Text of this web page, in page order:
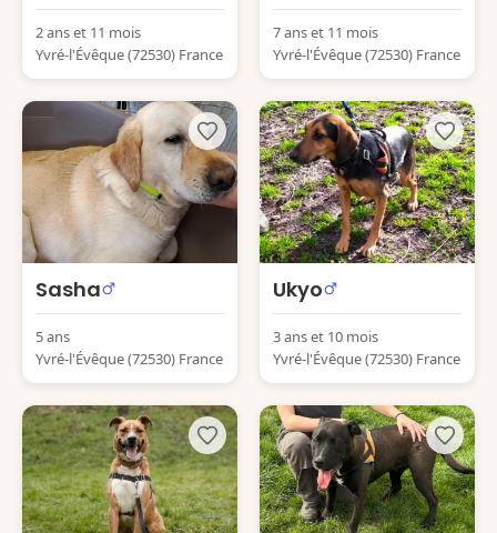
2 ans et 11 mois
Yvré-l'Évêque (72530) France
7 ans et 11 mois
Yvré-l'Évêque (72530) France
Sasha
5 ans
Yvré-l'Évêque (72530) France
Ukyo
3 ans et 10 mois
Yvré-l'Évêque (72530) France